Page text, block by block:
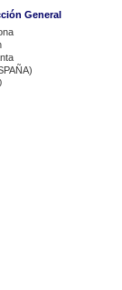
General